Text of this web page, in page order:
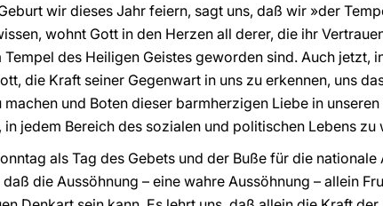
wir dieses Jahr feiern, sagt uns, daß wir »der
wohnt Gott in den Herzen all derer, die ihr
des Heiligen Geistes geworden sind. Auch jetzt,
die Kraft seiner Gegenwart in uns zu erkennen, uns
und Boten dieser barmherzigen Liebe in unseren
jedem Bereich des sozialen und politischen Lebens zu
als Tag des Gebets und der Buße für die nationale
die Aussöhnung – eine wahre Aussöhnung – allein